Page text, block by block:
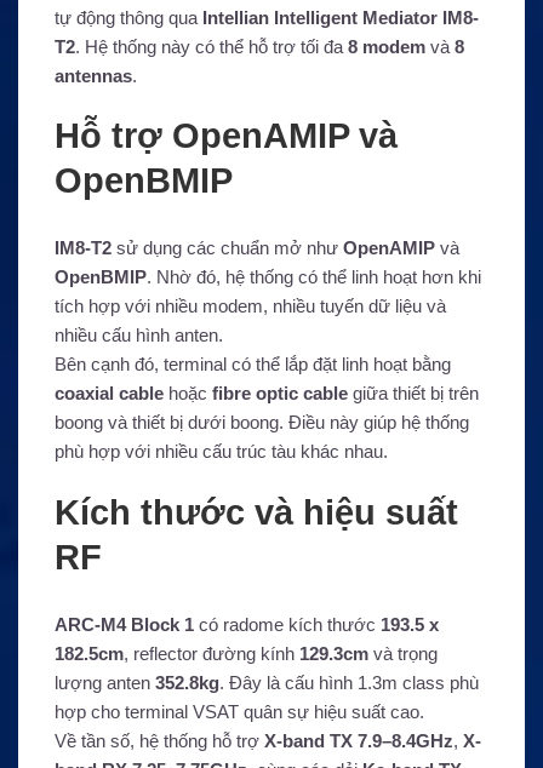
tự động thông qua Intellian Intelligent Mediator IM8-
T2. Hệ thống này có thể hỗ trợ tối đa 8 modem và 8
antennas.
Hỗ trợ OpenAMIP và
OpenBMIP
IM8-T2 sử dụng các chuẩn mở như OpenAMIP và
OpenBMIP. Nhờ đó, hệ thống có thể linh hoạt hơn khi
tích hợp với nhiều modem, nhiều tuyến dữ liệu và
nhiều cấu hình anten.
Bên cạnh đó, terminal có thể lắp đặt linh hoạt bằng
coaxial cable hoặc fibre optic cable giữa thiết bị trên
boong và thiết bị dưới boong. Điều này giúp hệ thống
phù hợp với nhiều cấu trúc tàu khác nhau.
Kích thước và hiệu suất
RF
ARC-M4 Block 1 có radome kích thước 193.5 x
182.5cm, reflector đường kính 129.3cm và trọng
lượng anten 352.8kg. Đây là cấu hình 1.3m class phù
hợp cho terminal VSAT quân sự hiệu suất cao.
Về tần số, hệ thống hỗ trợ X-band TX 7.9–8.4GHz, X-